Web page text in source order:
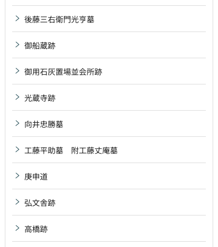
後藤三右衛門光亨墓
御船蔵跡
御用石灰置場並会所跡
光蔵寺跡
向井忠勝墓
工藤平助墓 附工藤丈庵墓
庚申道
弘文舎跡
高橋跡